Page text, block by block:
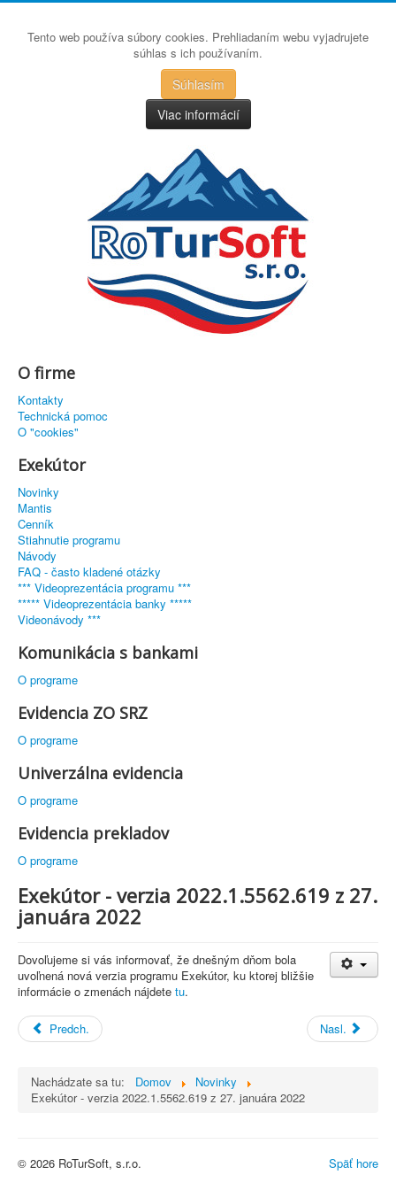
Tento web používa súbory cookies. Prehliadaním webu vyjadrujete
súhlas s ich používaním.
Súhlasím
Viac informácií
O firme
Kontakty
Technická pomoc
O "cookies"
Exekútor
Novinky
Mantis
Cenník
Stiahnutie programu
Návody
FAQ - často kladené otázky
*** Videoprezentácia programu ***
***** Videoprezentácia banky *****
Videonávody ***
Komunikácia s bankami
O programe
Evidencia ZO SRZ
O programe
Univerzálna evidencia
O programe
Evidencia prekladov
O programe
Exekútor - verzia 2022.1.5562.619 z 27.
januára 2022
Dovoľujeme si vás informovať, že dnešným dňom bola
uvoľnená nová verzia programu Exekútor, ku ktorej bližšie
informácie o zmenách nájdete tu.
Predch. Nasl.
Nachádzate sa tu: Domov
Novinky
Exekútor - verzia 2022.1.5562.619 z 27. januára 2022
Späť hore
© 2026 RoTurSoft, s.r.o.